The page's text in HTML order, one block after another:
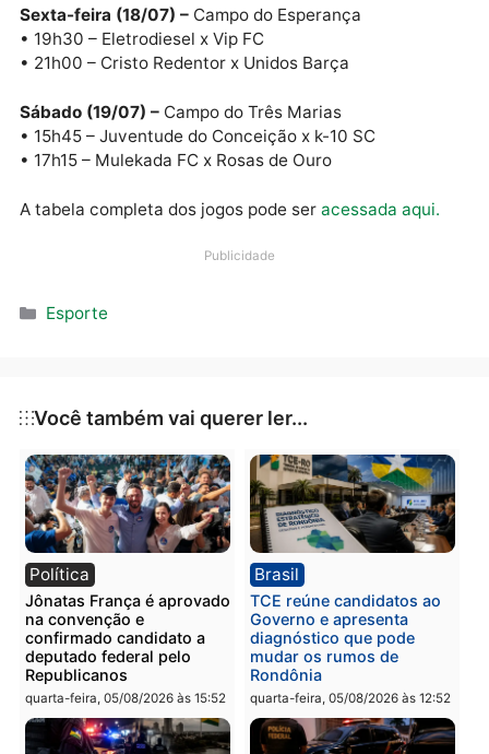
• 21h00 – Pinheiro FC x Makurap
Quinta-feira (17/07) –Campo do 13
• 19h30 – Madeirão Desfruta x Santa Letícia
• 21h00 – ABC FC x 14 BIS
• 19h30 – São Sebastião x Cabedelo FC
• 19h30 – Eletrodiesel x Vip FC
• 15h45 – Juventude do Conceição x k-10 SC
• 17h15 – Mulekada FC x Rosas de Ouro
A tabela completa dos jogos pode seracessada aqui.
Publicidade
Categorias
Esporte
Você também vai querer ler...